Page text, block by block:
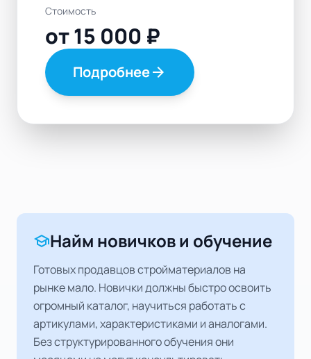
Стоимость
от 15 000 ₽
Подробнееarrow_forward
schoolНайм новичков и обучение
Готовых продавцов стройматериалов на
рынке мало. Новички должны быстро освоить
огромный каталог, научиться работать с
артикулами, характеристиками и аналогами.
Без структурированного обучения они